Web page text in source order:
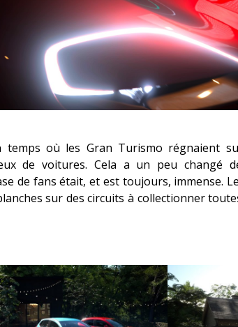
où les Gran Turismo régnaient
de voitures. Cela a un peu changé
de fans était, et est toujours, immense.
sur des circuits à collectionner